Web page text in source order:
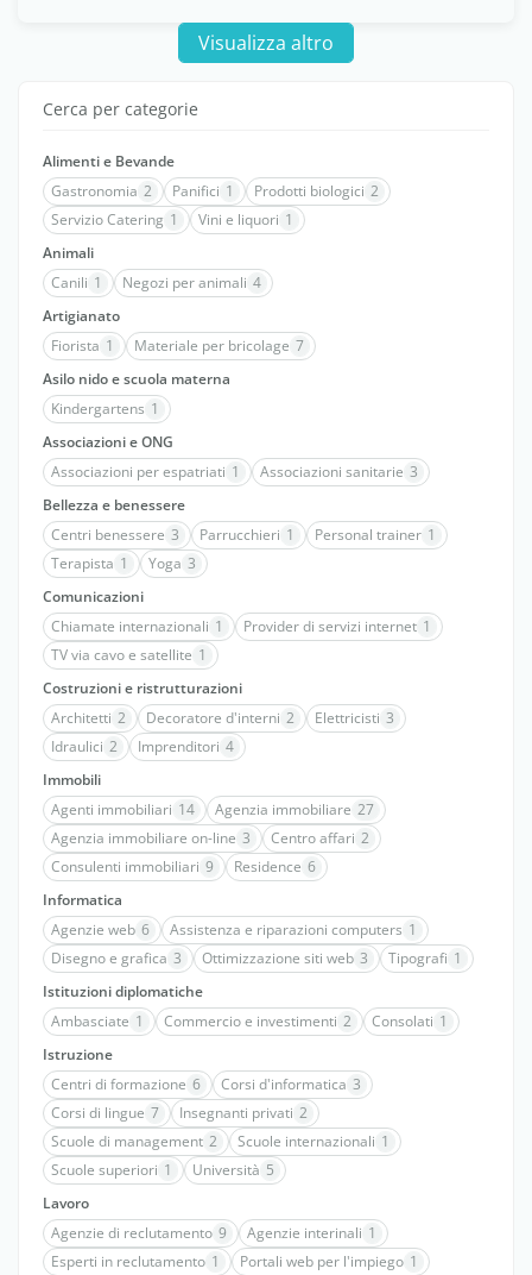
Visualizza altro
Cerca per categorie
Alimenti e Bevande
Gastronomia 2 Panifici 1 Prodotti biologici 2
Servizio Catering 1 Vini e liquori 1
Animali
Canili 1 Negozi per animali 4
Artigianato
Fiorista 1 Materiale per bricolage 7
Asilo nido e scuola materna
Kindergartens 1
Associazioni e ONG
Associazioni per espatriati 1 Associazioni sanitarie 3
Bellezza e benessere
Centri benessere 3 Parrucchieri 1 Personal trainer 1
Terapista 1 Yoga 3
Comunicazioni
Chiamate internazionali 1 Provider di servizi internet 1
TV via cavo e satellite 1
Costruzioni e ristrutturazioni
Architetti 2 Decoratore d'interni 2 Elettricisti 3
Idraulici 2 Imprenditori 4
Immobili
Agenti immobiliari 14 Agenzia immobiliare 27
Agenzia immobiliare on-line 3 Centro affari 2
Consulenti immobiliari 9 Residence 6
Informatica
Agenzie web 6 Assistenza e riparazioni computers 1
Disegno e grafica 3 Ottimizzazione siti web 3 Tipografi 1
Istituzioni diplomatiche
Ambasciate 1 Commercio e investimenti 2 Consolati 1
Istruzione
Centri di formazione 6 Corsi d'informatica 3
Corsi di lingue 7 Insegnanti privati 2
Scuole di management 2 Scuole internazionali 1
Scuole superiori 1 Università 5
Lavoro
Agenzie di reclutamento 9 Agenzie interinali 1
Esperti in reclutamento 1 Portali web per l'impiego 1